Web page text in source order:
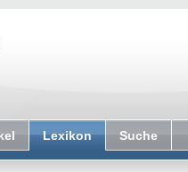
Lexikon Suche